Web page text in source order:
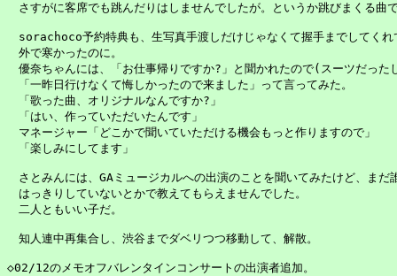
さすがに客席でも跳んだりはしませんでしたが。というか跳びまくる曲
sorachoco予約特典も、生写真手渡しだけじゃなくて握手までしてくれ
外で寒かったのに。
優奈ちゃんには、「お仕事帰りですか?」と聞かれたので(スーツだった
「一昨日行けなくて悔しかったので来ました」って言ってみた。
「歌った曲、オリジナルなんですか?」
「はい、作っていただいたんです」
マネージャー「どこかで聞いていただける機会もっと作りますので」
「楽しみにしてます」
さとみんには、GAミュージカルへの出演のことを聞いてみたけど、まだ
はっきりしていないとかで教えてもらえませんでした。
二人ともいい子だ。
知人連中再集合し、渋谷までダベリつつ移動して、解散。
◇02/12のメモオフバレンタインコンサートの出演者追加。